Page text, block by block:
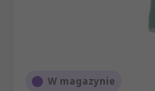
W magazynie